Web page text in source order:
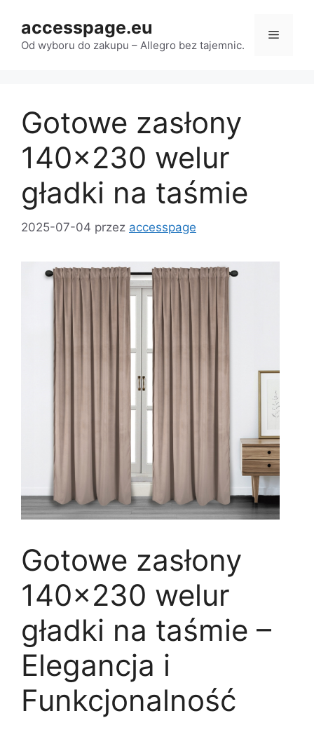
treści
accesspage.eu
Od wyboru do zakupu – Allegro bez tajemnic.
Menu
Gotowe zasłony
140×230 welur
gładki na taśmie
2025-07-04 przez accesspage
Gotowe zasłony
140×230 welur
gładki na taśmie –
Elegancja i
Funkcjonalność